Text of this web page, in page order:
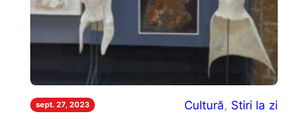
sept. 27, 2023 Cultură, Stiri la zi